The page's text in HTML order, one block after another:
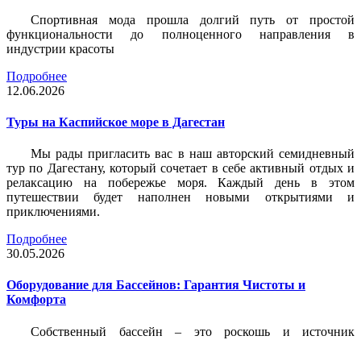
Спортивная мода прошла долгий путь от простой
функциональности до полноценного направления в
индустрии красоты
Подробнее
12.06.2026
Туры на Каспийское море в Дагестан
Мы рады пригласить вас в наш авторский семидневный
тур по Дагестану, который сочетает в себе активный отдых и
релаксацию на побережье моря. Каждый день в этом
путешествии будет наполнен новыми открытиями и
приключениями.
Подробнее
30.05.2026
Оборудование для Бассейнов: Гарантия Чистоты и
Комфорта
Собственный бассейн – это роскошь и источник